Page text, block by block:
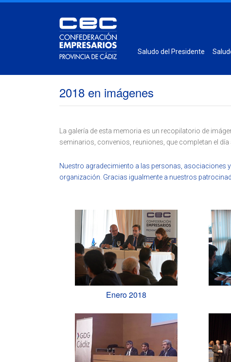
Saludo del Presidente
2018 en imágenes
La galería de esta memoria es un recopilatorio de
seminarios, convenios, reuniones, que completan el día
Nuestro agradecimiento a las personas, asociaciones
organización. Gracias igualmente a nuestros
Enero 2018